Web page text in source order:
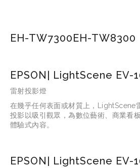
EH-TW7300EH-TW8300
EPSON| LightScene EV-
雷射投影燈
在幾乎任何表面或材質上，LightScene
投影以吸引觀眾，為數位藝術、商業看
體驗式內容。
EPSON| LightScene EV-